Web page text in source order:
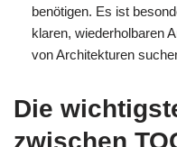
benötigen. Es ist
klaren, wiederholbaren
von Architekturen
Die
zwischen